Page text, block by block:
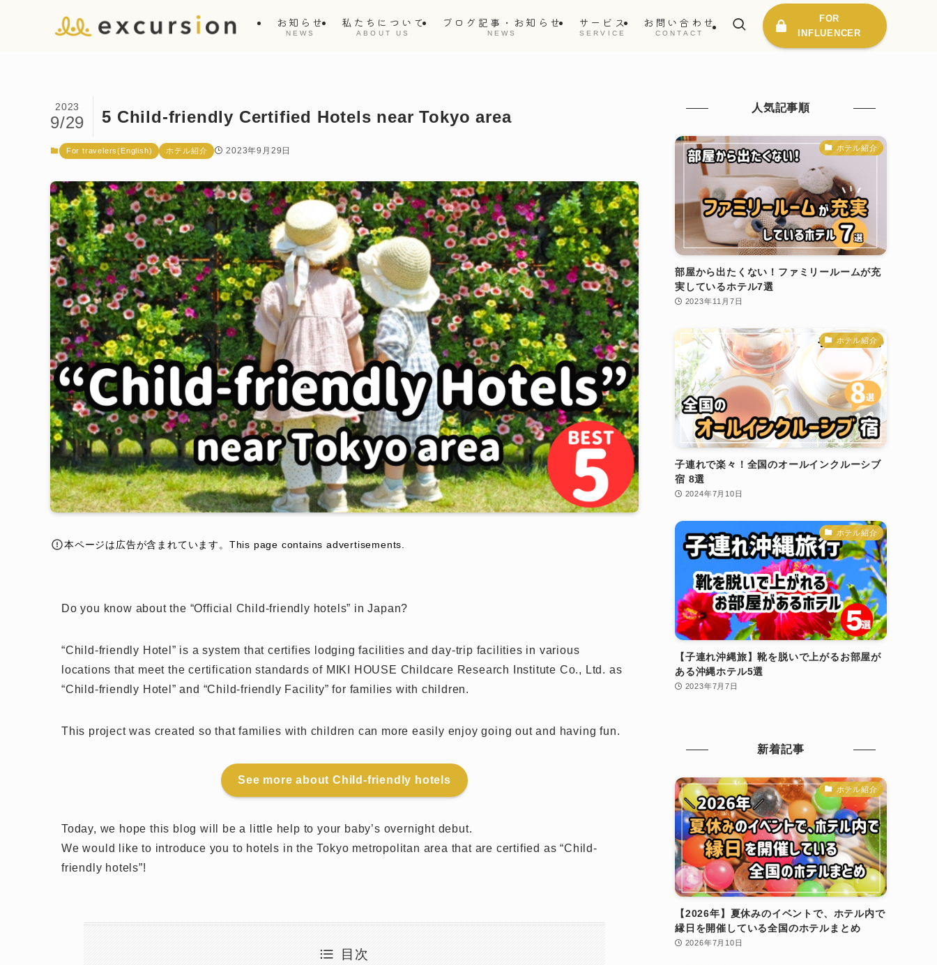
お知らせ
NEWS
私たちについて
ABOUT US
ブログ記事・お知らせ
NEWS
サービス
SERVICE
お問い合わせ
CONTACT
FOR
INFLUENCER
5 Child-friendly Certified Hotels near Tokyo area
2023
9/29
For travelers(English) ホテル紹介 2023年9月29日
本ページは広告が含まれています。This page contains advertisements.
Do you know about the “Official Child-friendly hotels” in Japan?
“Child-friendly Hotel” is a system that certifies lodging facilities and day-trip facilities in various
locations that meet the certification standards of MIKI HOUSE Childcare Research Institute Co., Ltd. as
“Child-friendly Hotel” and “Child-friendly Facility” for families with children.
This project was created so that families with children can more easily enjoy going out and having fun.
See more about Child-friendly hotels
Today, we hope this blog will be a little help to your baby’s overnight debut.
We would like to introduce you to hotels in the Tokyo metropolitan area that are certified as “Child-
friendly hotels”!
目次
人気記事順
ホテル紹介
部屋から出たくない！ファミリールームが充
実しているホテル7選
2023年11月7日
ホテル紹介
子連れで楽々！全国のオールインクルーシブ
宿 8選
2024年7月10日
ホテル紹介
【子連れ沖縄旅】靴を脱いで上がるお部屋が
ある沖縄ホテル5選
2023年7月7日
新着記事
ホテル紹介
【2026年】夏休みのイベントで、ホテル内で
縁日を開催している全国のホテルまとめ
2026年7月10日